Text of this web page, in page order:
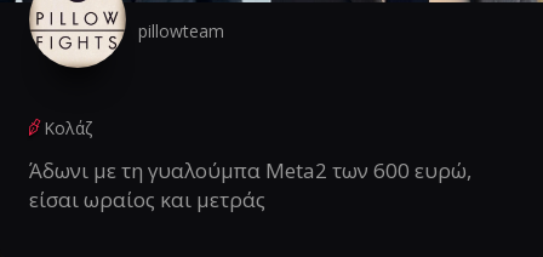
pillowteam
Κολάζ
Άδωνι με τη γυαλούμπα Meta2 των 600 ευρώ,
είσαι ωραίος και μετράς